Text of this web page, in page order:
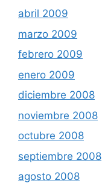
abril 2009
marzo 2009
febrero 2009
enero 2009
diciembre 2008
noviembre 2008
octubre 2008
septiembre 2008
agosto 2008